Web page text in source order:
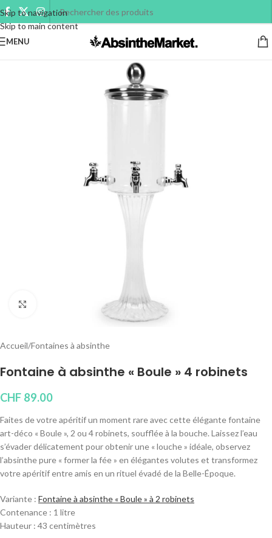
Skip to navigation
Skip to main content
MENU
Cliquez pour agrandir
Accueil/Fontaines à absinthe
Fontaine à absinthe « Boule » 4 robinets
CHF 89.00
Faites de votre apéritif un moment rare avec cette élégante fontaine
art-déco « Boule », 2 ou 4 robinets, soufflée à la bouche. Laissez l’eau
s’évader délicatement pour obtenir une « louche » idéale, observez
l’absinthe pure « former la fée » en élégantes volutes et transformez
votre apéritif entre amis en un rituel évadé de la Belle-Époque.
Variante : Fontaine à absinthe « Boule » à 2 robinets
Contenance : 1 litre
Hauteur : 43 centimètres